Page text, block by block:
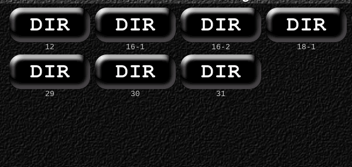
12 16-1 16-2 18-1
29 30 31